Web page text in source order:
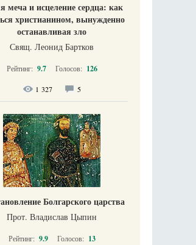
меча и исцеление сердца: как
христианином, вынужденно
останавливая зло
Свящ. Леонид Бартков
Рейтинг: 9.7 Голосов: 126
1 327 5
Болгарского царства
Прот. Владислав Цыпин
Рейтинг: 9.9 Голосов: 13